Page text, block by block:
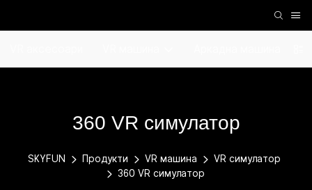
360 VR симулатор
SKYFUN Продукти VR машина
VR симулатор
360 VR симулатор